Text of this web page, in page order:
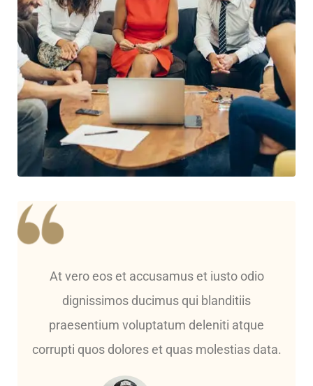
At vero eos et accusamus et iusto odio
dignissimos ducimus qui blanditiis
praesentium voluptatum deleniti atque
corrupti quos dolores et quas molestias data.